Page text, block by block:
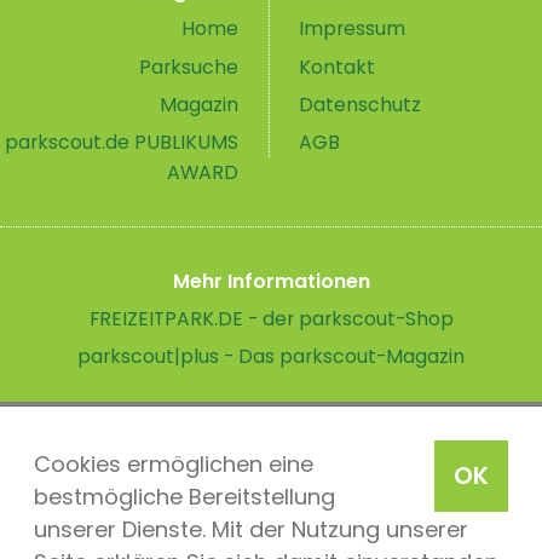
OK
Cookies ermöglichen eine
bestmögliche Bereitstellung
unserer Dienste. Mit der Nutzung unserer
Home
Parksuche
Magazin
parkscout.de PUBLIKUMS
AWARD
Impressum
Kontakt
Datenschutz
AGB
Mehr Informationen
FREIZEITPARK.DE - der parkscout-Shop
parkscout|plus - Das parkscout-Magazin